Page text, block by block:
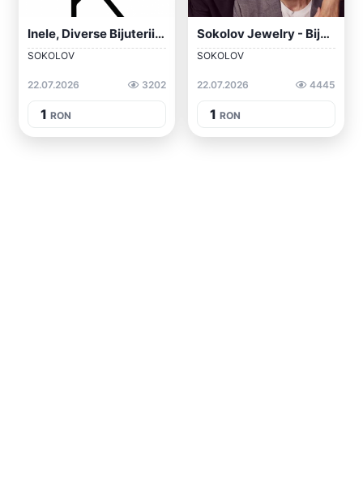
Inele, Diverse Bijuterii Și Accesorii Pe...
SOKOLOV
22.07.2026 3202
1 RON
Sokolov Jewelry - Bijuterii
SOKOLOV
22.07.2026 4445
1 RON